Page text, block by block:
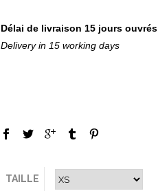
Délai de livraison 15 jours ouvrés
Delivery in 15 working days
TAILLE